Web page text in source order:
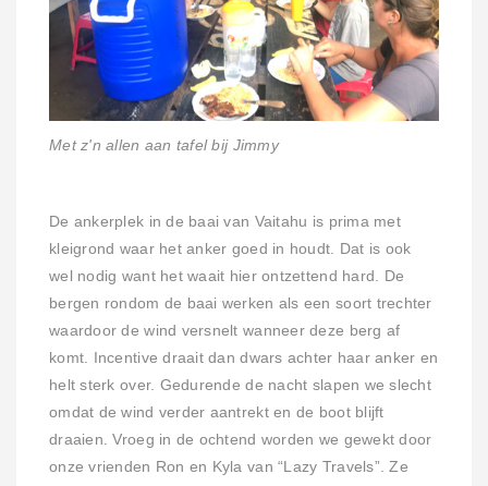
Met z'n allen aan tafel bij Jimmy
De ankerplek in de baai van Vaitahu is prima met
kleigrond waar het anker goed in houdt. Dat is ook
wel nodig want het waait hier ontzettend hard. De
bergen rondom de baai werken als een soort trechter
waardoor de wind versnelt wanneer deze berg af
komt. Incentive draait dan dwars achter haar anker en
helt sterk over. Gedurende de nacht slapen we slecht
omdat de wind verder aantrekt en de boot blijft
draaien. Vroeg in de ochtend worden we gewekt door
onze vrienden Ron en Kyla van “Lazy Travels”. Ze